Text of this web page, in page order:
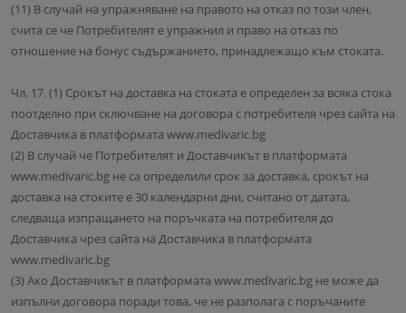
(11) В случай на упражняване на правото на отказ по този член,
счита се че Потребителят е упражнил и право на отказ по
отношение на бонус съдържанието, принадлежащо към стоката.
Чл. 17. (1) Срокът на доставка на стоката е определен за всяка стока
поотделно при сключване на договора с потребителя чрез сайта на
Доставчика в платформата www.medivaric.bg
(2) В случай че Потребителят и Доставчикът в платформата
www.medivaric.bg не са определили срок за доставка, срокът на
доставка на стоките е 30 календарни дни, считано от датата,
следваща изпращането на поръчката на потребителя до
Доставчика чрез сайта на Доставчика в платформата
www.medivaric.bg
(3) Ако Доставчикът в платформата www.medivaric.bg не може да
изпълни договора поради това, че не разполага с поръчаните